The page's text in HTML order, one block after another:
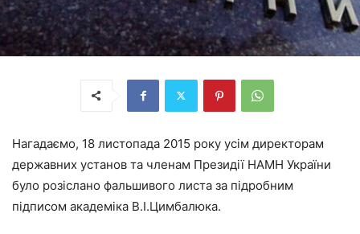
Нагадаємо, 18 листопада 2015 року усім директорам
державних установ та членам Президії НАМН України
було розіслано фальшивого листа за підробним
підписом академіка В.І.Цимбалюка.